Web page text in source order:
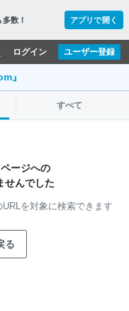
数！ アプリで開く
ユーザー登録
ログイン
』
すべて
ージへの
せんでした
URLを対象に検索できます
る